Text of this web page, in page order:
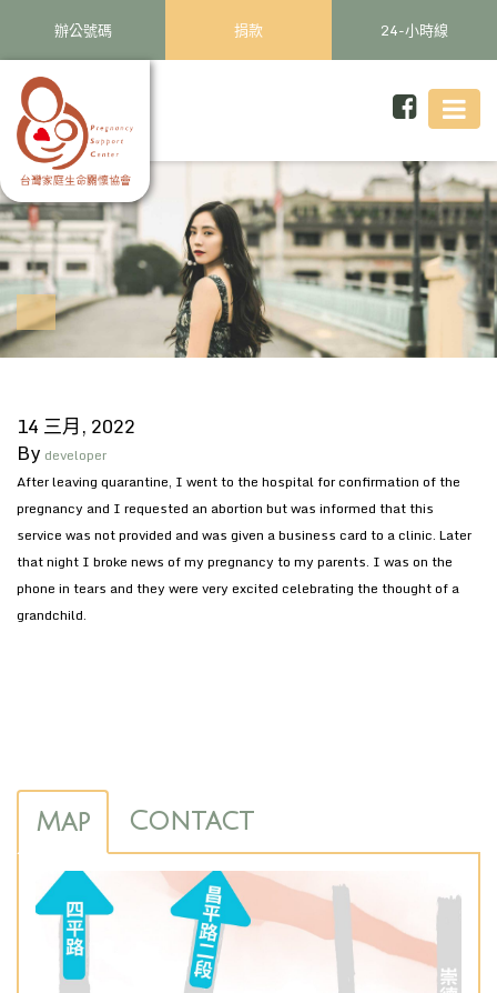
辦公號碼 捐款 24-小時線
14 三月, 2022
By developer
After leaving quarantine, I went to the hospital for confirmation of the
pregnancy and I requested an abortion but was informed that this
service was not provided and was given a business card to a clinic. Later
that night I broke news of my pregnancy to my parents. I was on the
phone in tears and they were very excited celebrating the thought of a
grandchild.
Map Contact